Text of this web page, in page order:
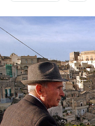
PODCAST
NEWSLETTER